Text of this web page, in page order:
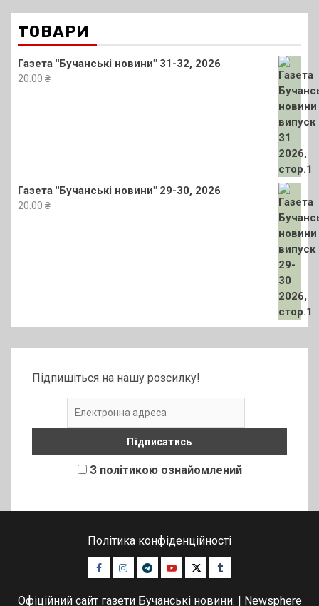
ТОВАРИ
Газета "Бучанські новини" 31-32, 2026
20.00 ₴
Газета "Бучанські новини" 29-30, 2026
20.00 ₴
Підпишіться на нашу розсилку!
З політикою ознайомлений
Політика конфіденційності
Facebook
Instagram
TelegramYoutubeTwitterTumblr
Офіційний сайт газети Бучанські новини. Newsphere